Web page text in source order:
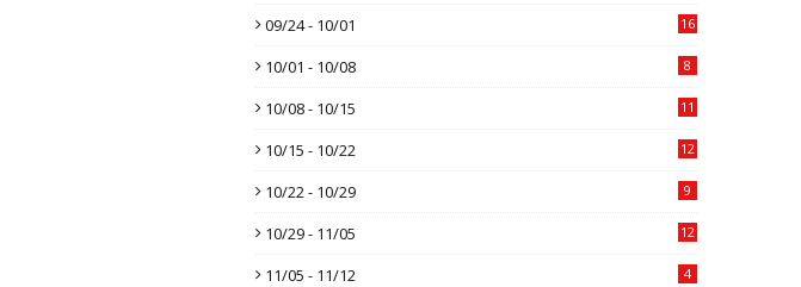
09/24 - 10/01 16
10/01 - 10/08 8
10/08 - 10/15 11
10/15 - 10/22 12
10/22 - 10/29 9
10/29 - 11/05 12
11/05 - 11/12 4